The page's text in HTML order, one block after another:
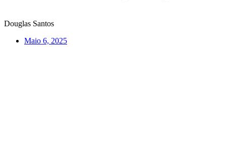
Douglas Santos
Maio 6, 2025